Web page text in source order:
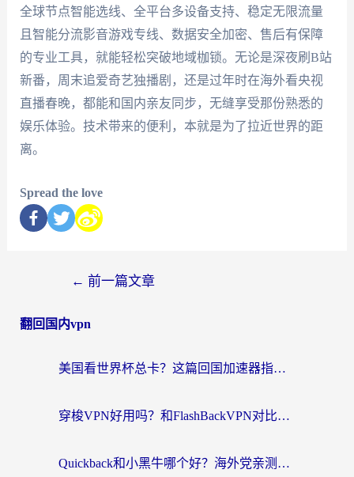
全球节点智能选线、全平台多设备支持、稳定无限流量
且智能分流影音游戏专线、数据安全加密、售后有保障
的专业工具，就能轻松突破地域枷锁。无论是深夜刷B站
新番，周末追爱奇艺独播剧，还是过年时在海外看央视
直播春晚，都能和国内亲友同步，无缝享受那份熟悉的
娱乐体验。技术带来的便利，本就是为了拉近世界的距
离。
Spread the love
← 前一篇文章
翻回国内vpn
美国看世界杯总卡？这篇回国加速器指南帮你无缝刷国内资源（附苹果手机VPN设置步骤）
穿梭VPN好用吗？和FlashBackVPN对比哪个回国效果更好？
Quickback和小黑牛哪个好？海外党亲测指南，选对回国加速器秒回国内